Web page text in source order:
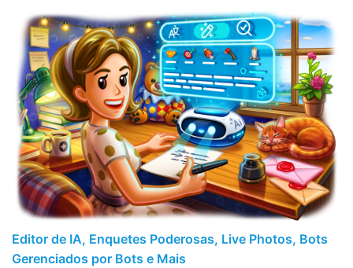
Editor de IA, Enquetes Poderosas, Live Photos, Bots
Gerenciados por Bots e Mais